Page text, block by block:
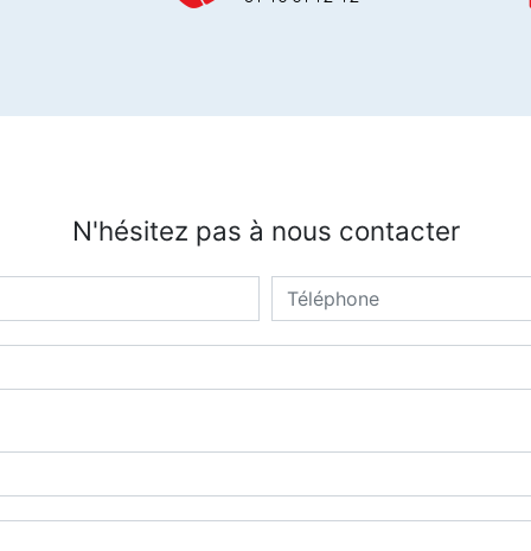
N'hésitez pas à nous contacter